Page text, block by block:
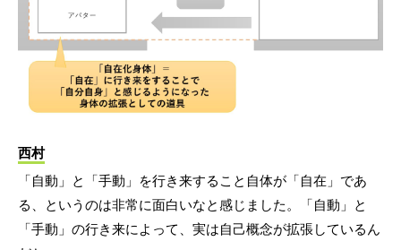
西村
「自動」と「手動」を行き来すること自体が「自在」であ
る、というのは非常に面白いなと感じました。「自動」と
「手動」の行き来によって、実は自己概念が拡張しているん